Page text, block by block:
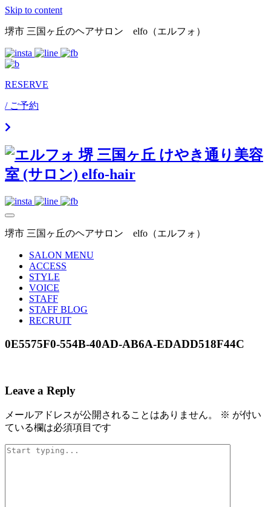
Skip to content
堺市 三国ヶ丘のヘアサロン elfo（エルフォ）
RESERVE
/ ご予約
堺市 三国ヶ丘のヘアサロン elfo（エルフォ）
SALON MENU
ACCESS
STYLE
VOICE
STAFF
STAFF BLOG
RECRUIT
0E5575F0-554B-40AD-AB6A-EDADD518F44C
Leave a Reply
メールアドレスが公開されることはありません。 ※ が付い
ている欄は必須項目です